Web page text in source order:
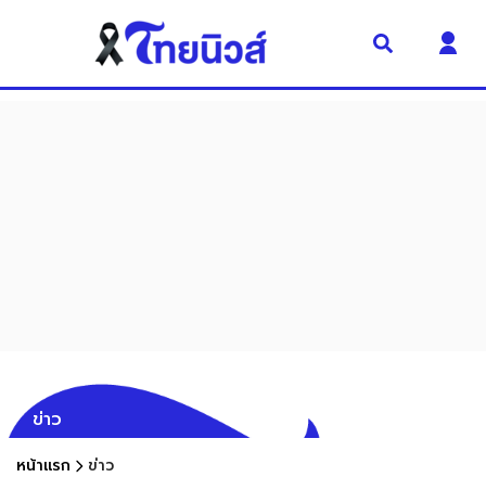
ข่าว
หน้าแรก ข่าว